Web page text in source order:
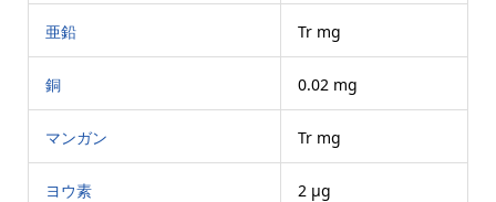
亜鉛 Tr mg
銅 0.02 mg
マンガン Tr mg
ヨウ素 2 μg